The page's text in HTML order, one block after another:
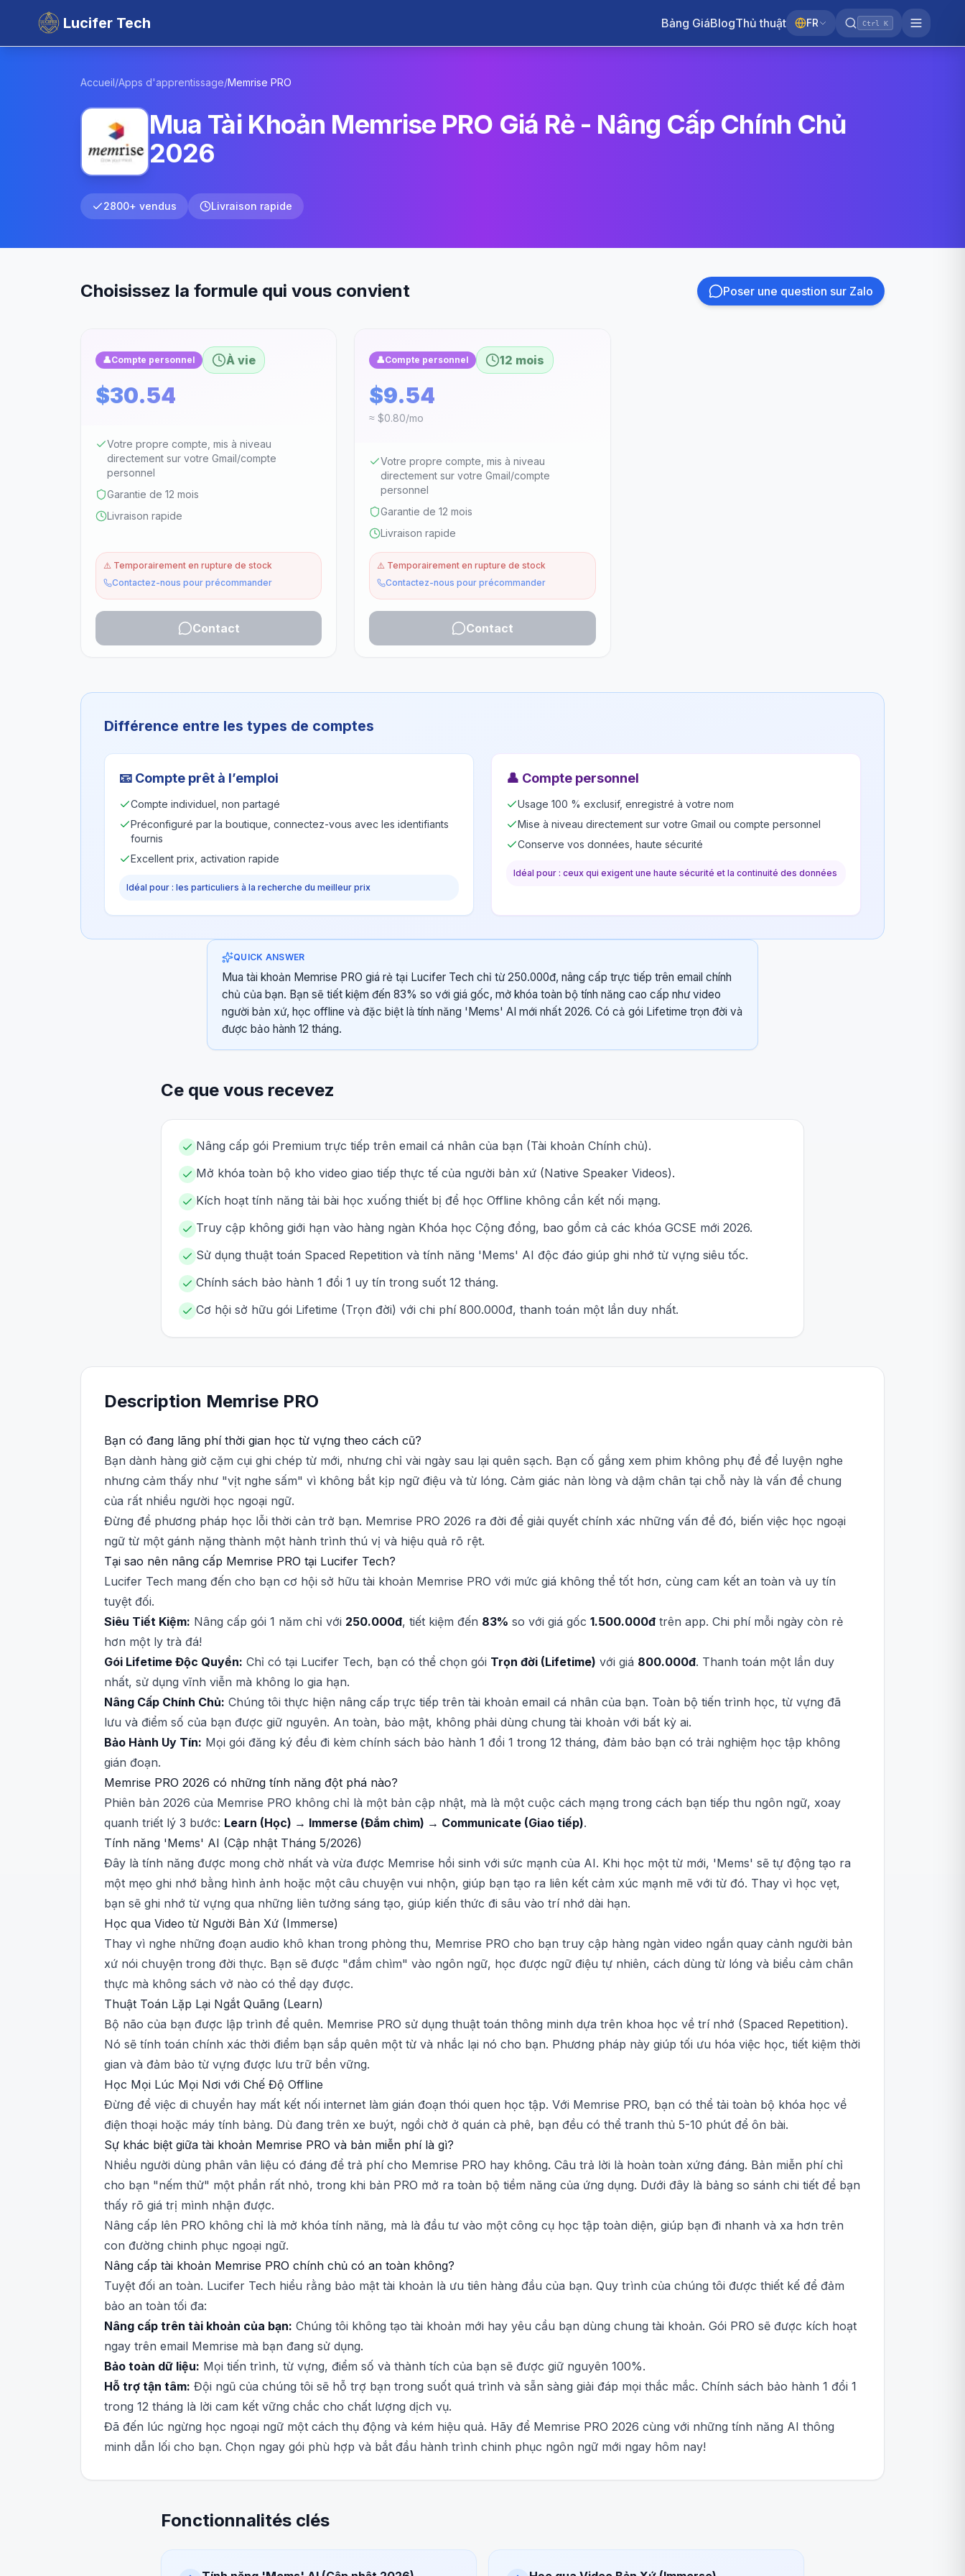
Lucifer Tech Bảng GiáBlogThủ thuật FR Ctrl K
Accueil/Apps d'apprentissage/Memrise PRO
Mua Tài Khoản Memrise PRO Giá Rẻ - Nâng Cấp Chính Chủ
2026
2800+ vendus Livraison rapide
Choisissez la formule qui vous convient Poser une question sur Zalo
👤Compte personnel À vie
$30.54
Votre propre compte, mis à niveau
directement sur votre Gmail/compte
personnel
Garantie de 12 mois
Livraison rapide
⚠️ Temporairement en rupture de stock
Contactez-nous pour précommander
Contact
👤Compte personnel 12 mois
$9.54
≈ $0.80/mo
Votre propre compte, mis à niveau
directement sur votre Gmail/compte
personnel
Garantie de 12 mois
Livraison rapide
⚠️ Temporairement en rupture de stock
Contactez-nous pour précommander
Contact
Différence entre les types de comptes
📧 Compte prêt à l’emploi
Compte individuel, non partagé
Préconfiguré par la boutique, connectez-vous avec les identifiants
fournis
Excellent prix, activation rapide
Idéal pour : les particuliers à la recherche du meilleur prix
👤 Compte personnel
Usage 100 % exclusif, enregistré à votre nom
Mise à niveau directement sur votre Gmail ou compte personnel
Conserve vos données, haute sécurité
Idéal pour : ceux qui exigent une haute sécurité et la continuité des données
QUICK ANSWER
Mua tài khoản Memrise PRO giá rẻ tại Lucifer Tech chỉ từ 250.000đ, nâng cấp trực tiếp trên email chính
chủ của bạn. Bạn sẽ tiết kiệm đến 83% so với giá gốc, mở khóa toàn bộ tính năng cao cấp như video
người bản xứ, học offline và đặc biệt là tính năng 'Mems' AI mới nhất 2026. Có cả gói Lifetime trọn đời và
được bảo hành 12 tháng.
Ce que vous recevez
Nâng cấp gói Premium trực tiếp trên email cá nhân của bạn (Tài khoản Chính chủ).
Mở khóa toàn bộ kho video giao tiếp thực tế của người bản xứ (Native Speaker Videos).
Kích hoạt tính năng tải bài học xuống thiết bị để học Offline không cần kết nối mạng.
Truy cập không giới hạn vào hàng ngàn Khóa học Cộng đồng, bao gồm cả các khóa GCSE mới 2026.
Sử dụng thuật toán Spaced Repetition và tính năng 'Mems' AI độc đáo giúp ghi nhớ từ vựng siêu tốc.
Chính sách bảo hành 1 đổi 1 uy tín trong suốt 12 tháng.
Cơ hội sở hữu gói Lifetime (Trọn đời) với chi phí 800.000đ, thanh toán một lần duy nhất.
Description Memrise PRO
Bạn có đang lãng phí thời gian học từ vựng theo cách cũ?
Bạn dành hàng giờ cặm cụi ghi chép từ mới, nhưng chỉ vài ngày sau lại quên sạch. Bạn cố gắng xem phim không phụ đề để luyện nghe
nhưng cảm thấy như "vịt nghe sấm" vì không bắt kịp ngữ điệu và từ lóng. Cảm giác nản lòng và dậm chân tại chỗ này là vấn đề chung
của rất nhiều người học ngoại ngữ.
Đừng để phương pháp học lỗi thời cản trở bạn. Memrise PRO 2026 ra đời để giải quyết chính xác những vấn đề đó, biến việc học ngoại
ngữ từ một gánh nặng thành một hành trình thú vị và hiệu quả rõ rệt.
Tại sao nên nâng cấp Memrise PRO tại Lucifer Tech?
Lucifer Tech mang đến cho bạn cơ hội sở hữu tài khoản Memrise PRO với mức giá không thể tốt hơn, cùng cam kết an toàn và uy tín
tuyệt đối.
Siêu Tiết Kiệm: Nâng cấp gói 1 năm chỉ với 250.000đ, tiết kiệm đến 83% so với giá gốc 1.500.000đ trên app. Chi phí mỗi ngày còn rẻ
hơn một ly trà đá!
Gói Lifetime Độc Quyền: Chỉ có tại Lucifer Tech, bạn có thể chọn gói Trọn đời (Lifetime) với giá 800.000đ. Thanh toán một lần duy
nhất, sử dụng vĩnh viễn mà không lo gia hạn.
Nâng Cấp Chính Chủ: Chúng tôi thực hiện nâng cấp trực tiếp trên tài khoản email cá nhân của bạn. Toàn bộ tiến trình học, từ vựng đã
lưu và điểm số của bạn được giữ nguyên. An toàn, bảo mật, không phải dùng chung tài khoản với bất kỳ ai.
Bảo Hành Uy Tín: Mọi gói đăng ký đều đi kèm chính sách bảo hành 1 đổi 1 trong 12 tháng, đảm bảo bạn có trải nghiệm học tập không
gián đoạn.
Memrise PRO 2026 có những tính năng đột phá nào?
Phiên bản 2026 của Memrise PRO không chỉ là một bản cập nhật, mà là một cuộc cách mạng trong cách bạn tiếp thu ngôn ngữ, xoay
quanh triết lý 3 bước: Learn (Học) → Immerse (Đắm chìm) → Communicate (Giao tiếp).
Tính năng 'Mems' AI (Cập nhật Tháng 5/2026)
Đây là tính năng được mong chờ nhất và vừa được Memrise hồi sinh với sức mạnh của AI. Khi học một từ mới, 'Mems' sẽ tự động tạo ra
một mẹo ghi nhớ bằng hình ảnh hoặc một câu chuyện vui nhộn, giúp bạn tạo ra liên kết cảm xúc mạnh mẽ với từ đó. Thay vì học vẹt,
bạn sẽ ghi nhớ từ vựng qua những liên tưởng sáng tạo, giúp kiến thức đi sâu vào trí nhớ dài hạn.
Học qua Video từ Người Bản Xứ (Immerse)
Thay vì nghe những đoạn audio khô khan trong phòng thu, Memrise PRO cho bạn truy cập hàng ngàn video ngắn quay cảnh người bản
xứ nói chuyện trong đời thực. Bạn sẽ được "đắm chìm" vào ngôn ngữ, học được ngữ điệu tự nhiên, cách dùng từ lóng và biểu cảm chân
thực mà không sách vở nào có thể dạy được.
Thuật Toán Lặp Lại Ngắt Quãng (Learn)
Bộ não của bạn được lập trình để quên. Memrise PRO sử dụng thuật toán thông minh dựa trên khoa học về trí nhớ (Spaced Repetition).
Nó sẽ tính toán chính xác thời điểm bạn sắp quên một từ và nhắc lại nó cho bạn. Phương pháp này giúp tối ưu hóa việc học, tiết kiệm thời
gian và đảm bảo từ vựng được lưu trữ bền vững.
Học Mọi Lúc Mọi Nơi với Chế Độ Offline
Đừng để việc di chuyển hay mất kết nối internet làm gián đoạn thói quen học tập. Với Memrise PRO, bạn có thể tải toàn bộ khóa học về
điện thoại hoặc máy tính bảng. Dù đang trên xe buýt, ngồi chờ ở quán cà phê, bạn đều có thể tranh thủ 5-10 phút để ôn bài.
Sự khác biệt giữa tài khoản Memrise PRO và bản miễn phí là gì?
Nhiều người dùng phân vân liệu có đáng để trả phí cho Memrise PRO hay không. Câu trả lời là hoàn toàn xứng đáng. Bản miễn phí chỉ
cho bạn "nếm thử" một phần rất nhỏ, trong khi bản PRO mở ra toàn bộ tiềm năng của ứng dụng. Dưới đây là bảng so sánh chi tiết để bạn
thấy rõ giá trị mình nhận được.
Nâng cấp lên PRO không chỉ là mở khóa tính năng, mà là đầu tư vào một công cụ học tập toàn diện, giúp bạn đi nhanh và xa hơn trên
con đường chinh phục ngoại ngữ.
Nâng cấp tài khoản Memrise PRO chính chủ có an toàn không?
Tuyệt đối an toàn. Lucifer Tech hiểu rằng bảo mật tài khoản là ưu tiên hàng đầu của bạn. Quy trình của chúng tôi được thiết kế để đảm
bảo an toàn tối đa:
Nâng cấp trên tài khoản của bạn: Chúng tôi không tạo tài khoản mới hay yêu cầu bạn dùng chung tài khoản. Gói PRO sẽ được kích hoạt
ngay trên email Memrise mà bạn đang sử dụng.
Bảo toàn dữ liệu: Mọi tiến trình, từ vựng, điểm số và thành tích của bạn sẽ được giữ nguyên 100%.
Hỗ trợ tận tâm: Đội ngũ của chúng tôi sẽ hỗ trợ bạn trong suốt quá trình và sẵn sàng giải đáp mọi thắc mắc. Chính sách bảo hành 1 đổi 1
trong 12 tháng là lời cam kết vững chắc cho chất lượng dịch vụ.
Đã đến lúc ngừng học ngoại ngữ một cách thụ động và kém hiệu quả. Hãy để Memrise PRO 2026 cùng với những tính năng AI thông
minh dẫn lối cho bạn. Chọn ngay gói phù hợp và bắt đầu hành trình chinh phục ngôn ngữ mới ngay hôm nay!
Fonctionnalités clés